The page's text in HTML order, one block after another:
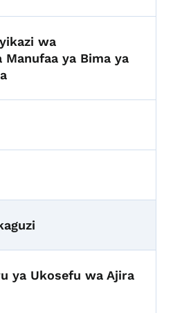
wa
Manufaa ya Bima ya
ya Ukosefu wa Ajira